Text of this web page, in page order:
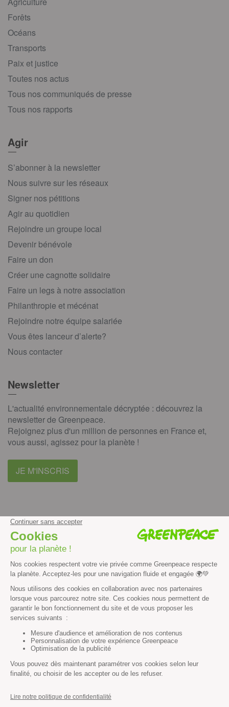
Forêts
Océans
Transports
Paix et justice
Toutes nos actus
Tous nos communiqués de presse
Tous nos rapports
Agir
S’abonner à la newsletter
Nous suivre sur les réseaux
Signer nos pétitions
Agir au quotidien
Rejoindre un groupe local
Devenir bénévole
Faire un don
Créer une cagnotte solidaire
Faire un legs à notre association
Philanthropie et mécénat
Rejoindre notre équipe salariée
Vous êtes lanceur d’alerte?
Nous contacter
Newsletter
L'actualité environnementale décryptée : découvrez la
newsletter de Greenpeace.
Rejoignez plus d'un million de personnes en France et,
vous aussi, agissez pour la planète !
JE M'INSCRIS
instagramyoutube
Contenus et propriété intellectuelle
Mentions légales
Politique de confidentialité
Les autres sites de Greenpeace
dans le monde
Cliquez-ici pour modifier vos préférences en matière de cookies
Greenpeace
Tel : 01 80 96 96 96